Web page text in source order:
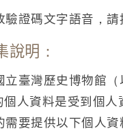
驗證碼文字語音，請
說明：
立臺灣歷史博物館
人資料是受到個人
需要提供以下個人